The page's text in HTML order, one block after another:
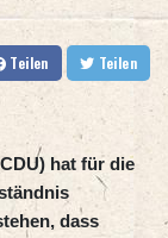
Teilen Teilen
hat für die
dass